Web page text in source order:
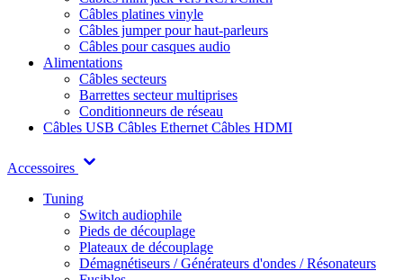
Câbles platines vinyle
Câbles jumper pour haut-parleurs
Câbles pour casques audio
Alimentations
Câbles secteurs
Barrettes secteur multiprises
Conditionneurs de réseau
Câbles USB Câbles Ethernet Câbles HDMI
Accessoires
Tuning
Switch audiophile
Pieds de découplage
Plateaux de découplage
Démagnétiseurs / Générateurs d'ondes / Résonateurs